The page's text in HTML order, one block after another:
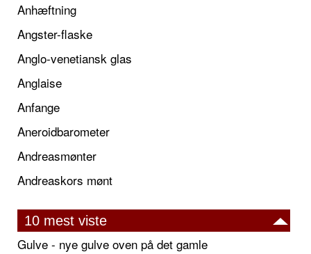
Anhæftning
Angster-flaske
Anglo-venetiansk glas
Anglaise
Anfange
Aneroidbarometer
Andreasmønter
Andreaskors mønt
10 mest viste
Gulve - nye gulve oven på det gamle